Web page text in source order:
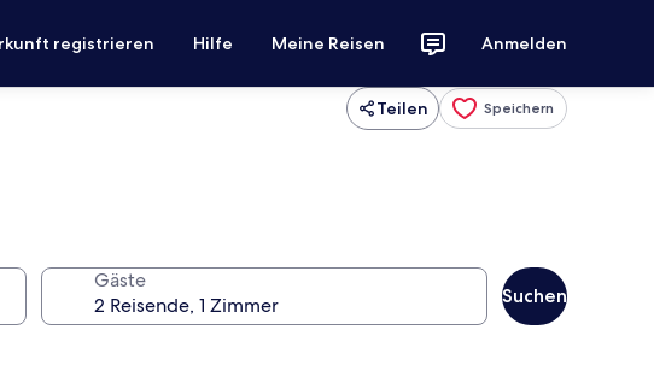
registrieren Hilfe Meine Reisen Anmelden
Teilen Speichern
Gäste
Suchen